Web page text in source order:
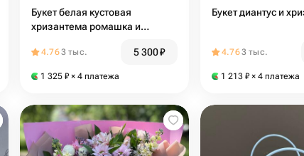
Букет белая кустовая
хризантема ромашка и
4.763 тыс. 5 300₽
1 325 ₽ × 4 платежа
Букет диантус и
4.763 тыс.
1 213 ₽ × 4 платежа